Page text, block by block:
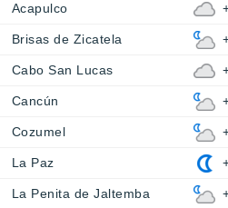
Acapulco
Brisas de Zicatela
Cabo San Lucas
Cancún
Cozumel
La Paz
La Penita de Jaltemba